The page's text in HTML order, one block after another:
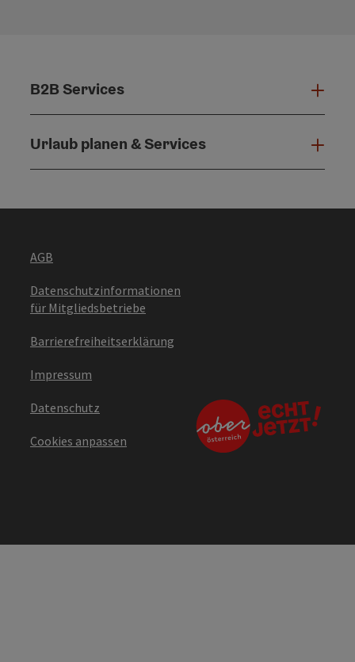
B2B Services
Urlaub planen & Services
AGB
Datenschutzinformationen
für Mitgliedsbetriebe
Barrierefreiheitserklärung
Impressum
Datenschutz
Cookies anpassen